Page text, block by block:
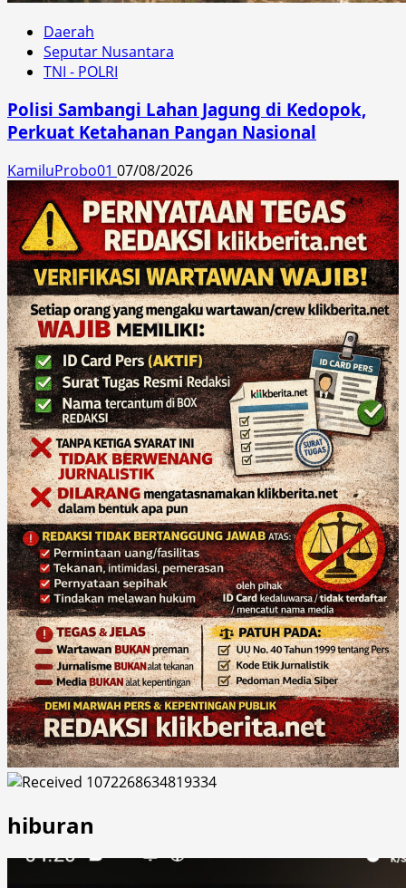
Daerah
Seputar Nusantara
TNI - POLRI
Polisi Sambangi Lahan Jagung di Kedopok,
Perkuat Ketahanan Pangan Nasional
KamiluProbo01 07/08/2026
hiburan